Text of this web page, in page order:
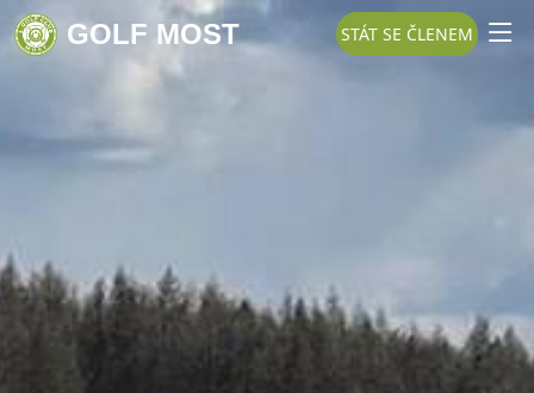
GOLF MOST STÁT SE ČLENEM